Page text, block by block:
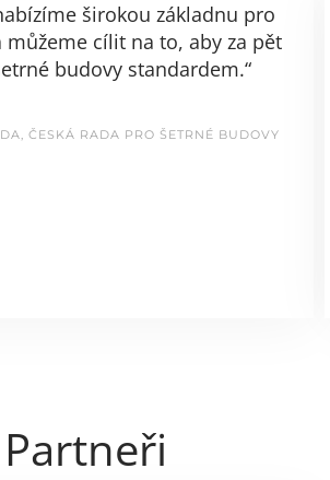
širokou základnu pro
cílit na to, aby za pět
budovy standardem.“
ČESKÁ RADA PRO ŠETRNÉ BUDOVY
Partneři